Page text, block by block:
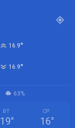
16.9°
16.9°
63%
ВТ
19°
СР
16°